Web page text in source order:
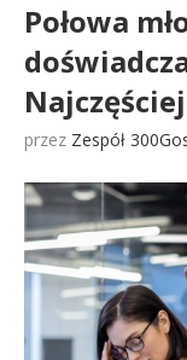
Połowa
przez Zespół